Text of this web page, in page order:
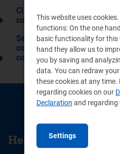
Ci sono delle garanzie in
contestazione delle letture?
Se presso l‘utenza non è
contatore, come vengono
consumi?
CONTACTS
Head Office
This website uses
functions: On the one
basic functionality for this
hand they allow us to
you by saving and
data. You can redraw
these cookies at any
regarding cookies on our
Declaration and regarding
Settings